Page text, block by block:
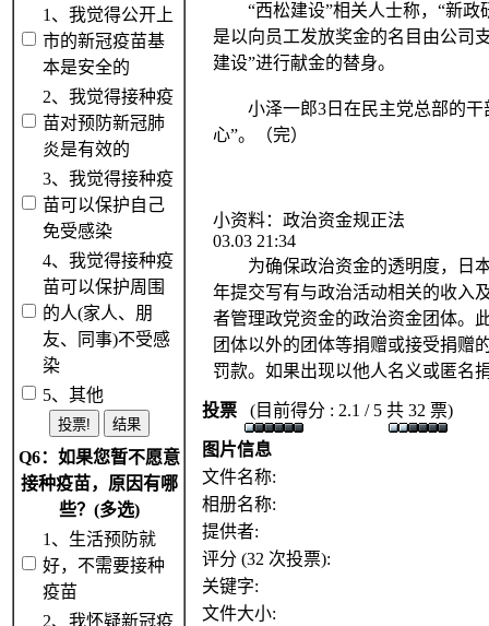
1、我觉得公开上
市的新冠疫苗基
本是安全的
2、我觉得接种疫
苗对预防新冠肺
炎是有效的
3、我觉得接种疫
苗可以保护自己
免受感染
4、我觉得接种疫
苗可以保护周围
的人(家人、朋
友、同事)不受感
染
5、其他
Q6：如果您暂不愿意
接种疫苗，原因有哪
些？(多选)
1、生活预防就
好，不需要接种
疫苗
2、我怀疑新冠疫
“西松建设”相关人士称，“新政
是以向员工发放奖金的名目由公司
建设”进行献金的替身。
小泽一郎3日在民主党总部的干
心”。（完）
小资料：政治资金规正法
03.03 21:34
为确保政治资金的透明度，日本
年提交写有与政治活动相关的收入
者管理政党资金的政治资金团体。
团体以外的团体等捐赠或接受捐赠
罚款。如果出现以他人名义或匿名
投票 (目前得分 : 2.1 / 5 共 32 票)
图片信息
文件名称:
相册名称:
提供者:
评分 (32 次投票):
关键字:
文件大小: